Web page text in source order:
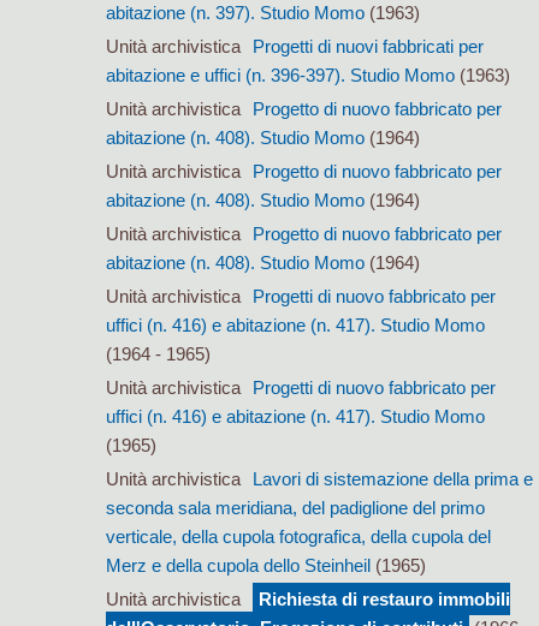
abitazione (n. 397). Studio Momo(1963)
Unità archivistica
Progetti di nuovi fabbricati per
abitazione e uffici (n. 396-397). Studio Momo(1963)
Unità archivistica
Progetto di nuovo fabbricato per
abitazione (n. 408). Studio Momo(1964)
Unità archivistica
Progetto di nuovo fabbricato per
abitazione (n. 408). Studio Momo(1964)
Unità archivistica
Progetto di nuovo fabbricato per
abitazione (n. 408). Studio Momo(1964)
Unità archivistica
Progetti di nuovo fabbricato per
uffici (n. 416) e abitazione (n. 417). Studio Momo
(1964 - 1965)
Unità archivistica
Progetti di nuovo fabbricato per
uffici (n. 416) e abitazione (n. 417). Studio Momo
(1965)
Unità archivistica
Lavori di sistemazione della prima e
seconda sala meridiana, del padiglione del primo
verticale, della cupola fotografica, della cupola del
Merz e della cupola dello Steinheil(1965)
Unità archivistica
Richiesta di restauro immobili